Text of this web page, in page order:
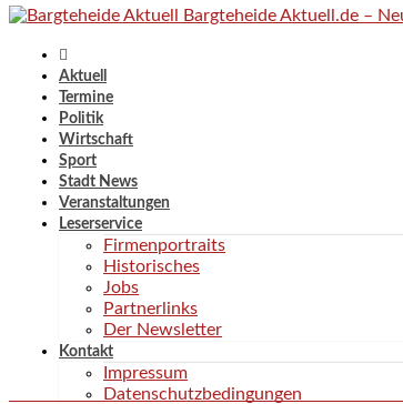
Bargteheide Aktuell.de –
Aktuell
Termine
Politik
Wirtschaft
Sport
Stadt News
Veranstaltungen
Leserservice
Firmenportraits
Historisches
Jobs
Partnerlinks
Der Newsletter
Kontakt
Impressum
Datenschutzbedingungen